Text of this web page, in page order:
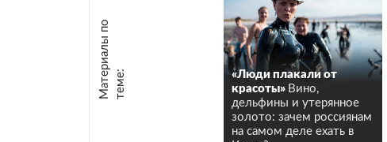
М
а
т е
р
и
а
л
ы
п
о
т
е
м
е :
«Люди плакали от
красоты» Вино,
дельфины и утерянное
золото: зачем россиянам
на самом деле ехать в